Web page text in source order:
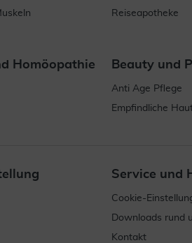
Reiseapotheke
Homöopathie Beauty und
Anti Age Pflege
Empfindliche
Service und
Cookie-
Downloads rund
Kontakt